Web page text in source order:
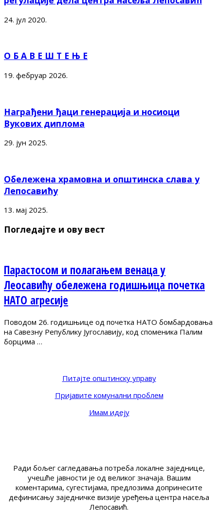
24. јул 2020.
О Б А В Е Ш Т Е Њ Е
19. фебруар 2026.
Награђени ђаци генерација и носиоци
Вукових диплома
29. јун 2025.
Обележена храмовна и општинска слава у
Лепосавићу
13. мај 2025.
Погледајте и ову вест
Парастосом и полагањем венаца у
Леосавићу обележена годишњица почетка
НАТО агресије
Поводом 26. годишњице од почетка НАТО бомбардовања
на Савезну Републику Југославију, код споменика Палим
борцима …
Питајте општинску управу
Пријавите комунални проблем
Имам идеју
Ради бољег сагледавања потреба локалне заједнице,
учешће јавности је од великог значаја. Вашим
коментарима, сугестијама, предлозима допринесите
дефинисању заједничке визије уређења центра насеља
Лепосавић.